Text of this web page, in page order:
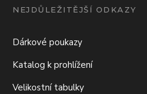
NEJDŮLEŽITĚJŠÍ ODKAZY
Dárkové poukazy
Katalog k prohlížení
Velikostní tabulky